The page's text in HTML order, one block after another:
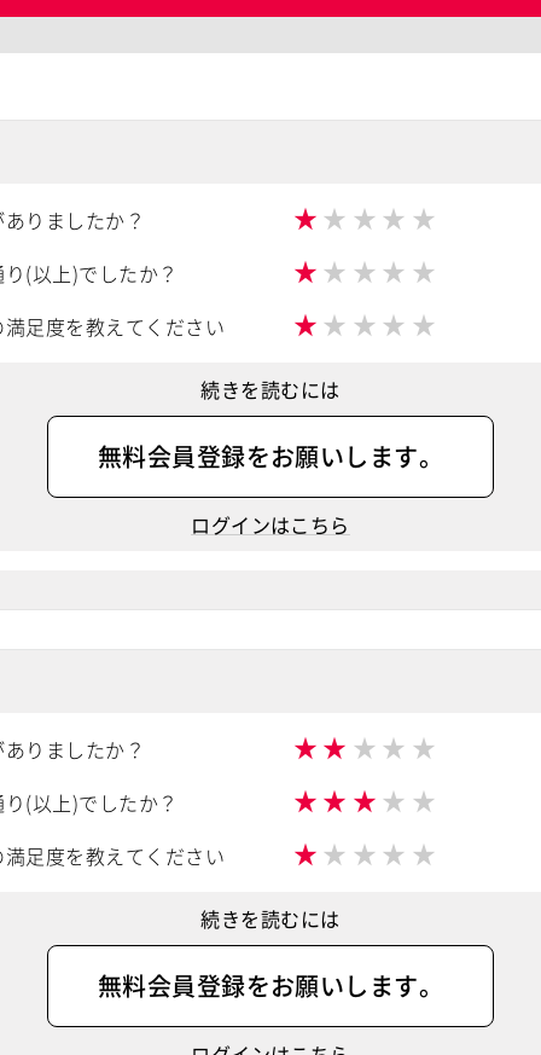
りましたか？ ★ ★ ★ ★ ★
(以上)でしたか？ ★ ★ ★ ★ ★
足度を教えてください ★ ★ ★ ★ ★
続きを読むには
無料会員登録をお願いします。
ログインはこちら
りましたか？ ★ ★ ★ ★ ★
(以上)でしたか？ ★ ★ ★ ★ ★
足度を教えてください ★ ★ ★ ★ ★
続きを読むには
無料会員登録をお願いします。